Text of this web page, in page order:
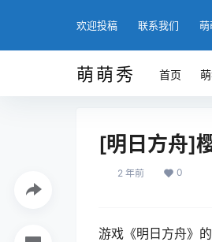
欢迎投稿 联系我们 萌
萌萌秀 首页
[明日方舟]
2 年前 0
游戏《明日方舟》